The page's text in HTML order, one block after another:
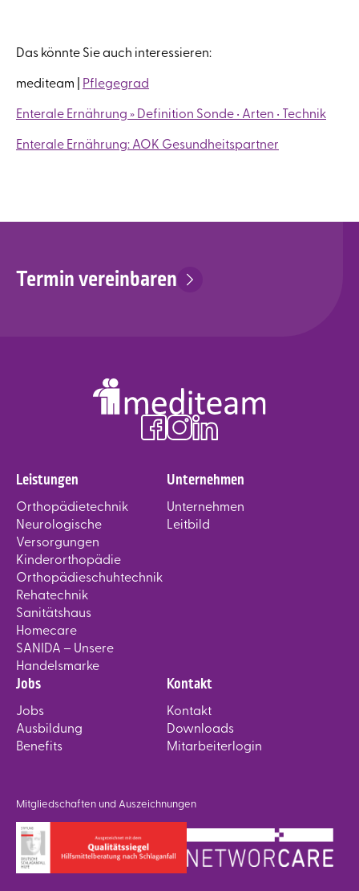
Das könnte Sie auch interessieren:
mediteam | Pflegegrad
Enterale Ernährung » Definition Sonde • Arten • Technik
Enterale Ernährung: AOK Gesundheitspartner
Termin vereinbaren
Leistungen
Orthopädietechnik
Neurologische
Versorgungen
Kinderorthopädie
Orthopädieschuhtechnik
Rehatechnik
Sanitätshaus
Homecare
SANIDA – Unsere
Handelsmarke
Unternehmen
Unternehmen
Leitbild
Jobs
Jobs
Ausbildung
Benefits
Kontakt
Kontakt
Downloads
Mitarbeiterlogin
Mitgliedschaften und Auszeichnungen